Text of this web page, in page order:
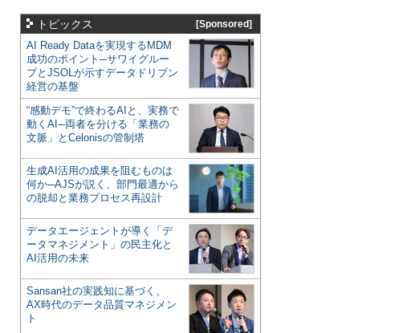
トピックス [Sponsored]
AI Ready Dataを実現するMDM
成功のポイント─サワイグルー
プとJSOLが示すデータドリブン
経営の基盤
“感動デモ”で終わるAIと、実務で
動くAI─両者を分ける「業務の
文脈」とCelonisの管制塔
生成AI活用の成果を阻むものは
何か─AJSが説く、部門最適から
の脱却と業務プロセス再設計
データエージェントが導く「デ
ータマネジメント」の民主化と
AI活用の未来
Sansan社の実践知に基づく、
AX時代のデータ品質マネジメン
ト